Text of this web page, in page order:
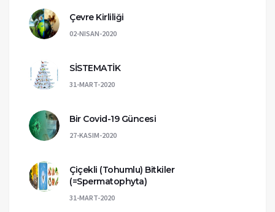
Çevre Kirliliği
02-NISAN-2020
SİSTEMATİK
31-MART-2020
Bir Covid-19 Güncesi
27-KASIM-2020
Çiçekli (Tohumlu) Bitkiler
(=Spermatophyta)
31-MART-2020